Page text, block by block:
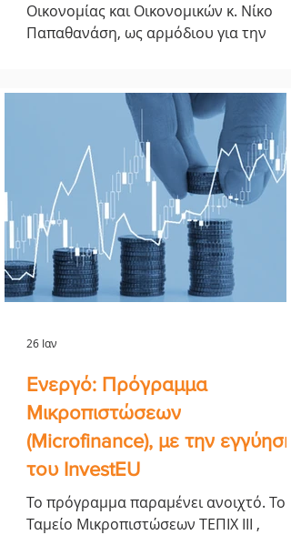
Οικονομίας και Οικονομικών κ. Νίκο
Παπαθανάση, ως αρμόδιου για την
2021-2027», το Ταμείο
Επιχειρηματικότητας ΙΙΙ (ΤΕΠΙΧ ΙΙΙ) της
Ελληνικής Αναπτυξιακής Τράπεζας
ενισχύεται με πρόσθετους πόρους που
προέρχονται από την
επαναχρησιμοποίηση κονδυλίων των
Χρηματοδοτικών Μέσων της
Προγραμματικής Περιόδου ΕΠΑνΕΚ/
ΕΣΠΑ 2014-2020. Σ
Ενεργό: Πρόγραμμα
Μικροπιστώσεων
(Microfinance), με την εγγύηση
του InvestEU
Το πρόγραμμα παραμένει ανοιχτό. Το
Ταμείο Μικροπιστώσεων ΤΕΠΙΧ ΙΙΙ ,
26 Ιαν